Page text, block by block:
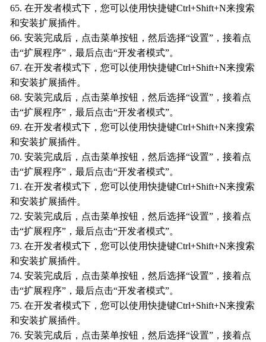
65. 在开发者模式下，您可以使用快捷键Ctrl+Shift+N来搜索
和安装扩展插件。
66. 安装完成后，点击菜单按钮，然后选择“设置”，接着点
击“扩展程序”，最后点击“开发者模式”。
67. 在开发者模式下，您可以使用快捷键Ctrl+Shift+N来搜索
和安装扩展插件。
68. 安装完成后，点击菜单按钮，然后选择“设置”，接着点
击“扩展程序”，最后点击“开发者模式”。
69. 在开发者模式下，您可以使用快捷键Ctrl+Shift+N来搜索
和安装扩展插件。
70. 安装完成后，点击菜单按钮，然后选择“设置”，接着点
击“扩展程序”，最后点击“开发者模式”。
71. 在开发者模式下，您可以使用快捷键Ctrl+Shift+N来搜索
和安装扩展插件。
72. 安装完成后，点击菜单按钮，然后选择“设置”，接着点
击“扩展程序”，最后点击“开发者模式”。
73. 在开发者模式下，您可以使用快捷键Ctrl+Shift+N来搜索
和安装扩展插件。
74. 安装完成后，点击菜单按钮，然后选择“设置”，接着点
击“扩展程序”，最后点击“开发者模式”。
75. 在开发者模式下，您可以使用快捷键Ctrl+Shift+N来搜索
和安装扩展插件。
76. 安装完成后，点击菜单按钮，然后选择“设置”，接着点